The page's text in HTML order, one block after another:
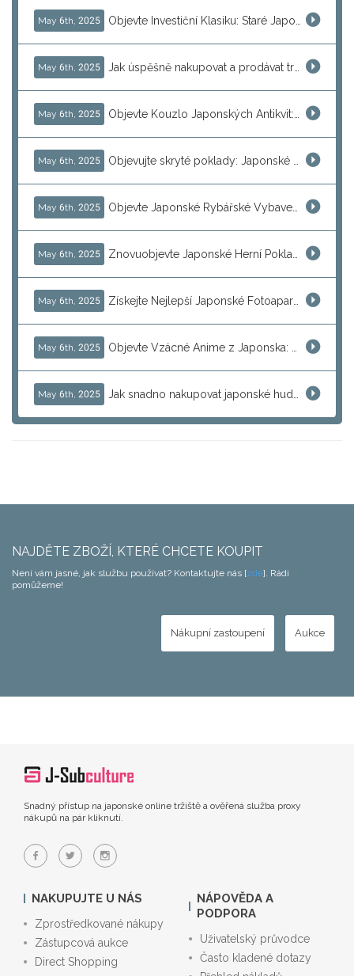
May 6th, 2025
May 6th, 2025
May 6th, 2025
May 6th, 2025
May 6th, 2025
May 6th, 2025
May 6th, 2025
May 6th, 2025
May 6th, 2025
NAJDĚTE ZBOŽÍ, KTERÉ CHCETE KOUPIT
Není vám jasné, jak službu používat? Kontaktujte nás [zde]. Rádi
pomůžeme!
Nákupní zastoupení Aukce
Snadný přístup na japonské online tržiště a ověřená služba proxy
nákupů na pár kliknutí.
NAKUPUJTE U NÁS
Zprostředkované nákupy
Zástupcová aukce
Direct Shopping
NÁPOVĚDA A
PODPORA
Uživatelský průvodce
Často kladené dotazy